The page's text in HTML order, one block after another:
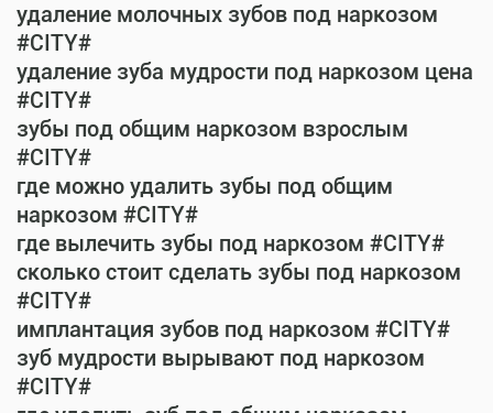
удаление молочных зубов под наркозом
#CITY#
удаление зуба мудрости под наркозом цена
#CITY#
зубы под общим наркозом взрослым
#CITY#
где можно удалить зубы под общим
наркозом #CITY#
где вылечить зубы под наркозом #CITY#
сколько стоит сделать зубы под наркозом
#CITY#
имплантация зубов под наркозом #CITY#
зуб мудрости вырывают под наркозом
#CITY#